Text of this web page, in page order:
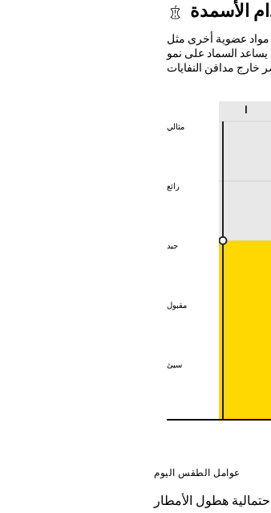
الأسمدة
عضوية أخرى مثل
السماد على نمو
مثالي
رائع
جيد
مقبول
سيئ
ا
مثالي
رائع
جيد
مقبول
سيئ
عوامل الطقس اليوم
احتمالية هطول الأمطار